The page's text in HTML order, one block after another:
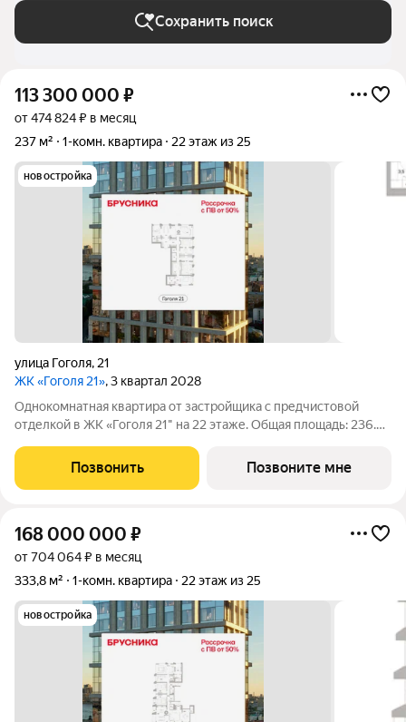
Сохранить поиск
113 300 000 ₽
от 474 824 ₽ в месяц
237 м²
1-комн. квартира 22 этаж из 25
новостройка
улица Гоголя, 21
ЖК «Гоголя 21», 3 квартал 2028
Однокомнатная квартира от застройщика с предчистовой
отделкой в ЖК «Гоголя 21" на 22 этаже. Общая площадь: 236.97
одной спальней в проекте Гоголя 21. Особенности планировки:
окна в пол,
Позвонить Позвоните мне
168 000 000 ₽
от 704 064 ₽ в месяц
333,8 м²
1-комн. квартира 22 этаж из 25
новостройка